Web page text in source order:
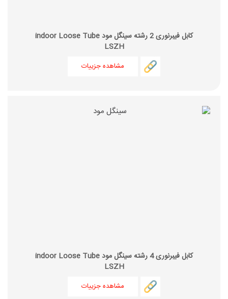
کابل فیبرنوری 2 رشته سینگل مود indoor Loose Tube
LSZH
مشاهده جزییات
کابل فیبرنوری 4 رشته سینگل مود indoor Loose Tube
LSZH
مشاهده جزییات